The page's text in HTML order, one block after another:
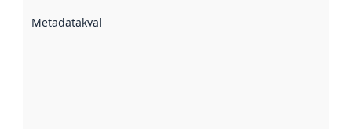
Metadatakvalitet